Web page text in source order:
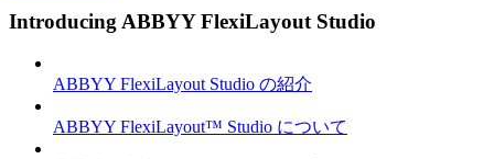
Introducing ABBYY FlexiLayout Studio
ABBYY FlexiLayout Studio の紹介
ABBYY FlexiLayout™ Studio について